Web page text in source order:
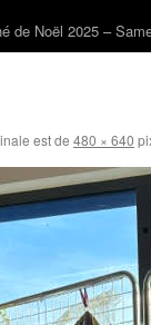
de Noël 2025 –
est de 480 × 640